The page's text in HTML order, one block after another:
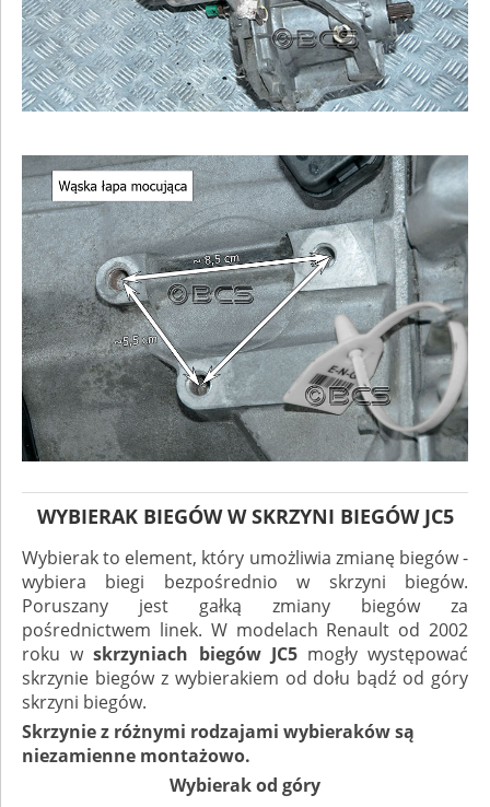
WYBIERAK BIEGÓW W SKRZYNI BIEGÓW JC5
Wybierak to element, który umożliwia zmianę biegów -
wybiera biegi bezpośrednio w skrzyni biegów.
Poruszany jest gałką zmiany biegów za
pośrednictwem linek. W modelach Renault od 2002
roku wskrzyniach biegów JC5mogły występować
skrzynie biegów z wybierakiem od dołu bądź od góry
skrzyni biegów.
Skrzynie z różnymi rodzajami wybieraków są
niezamienne montażowo.
Wybierak od góry